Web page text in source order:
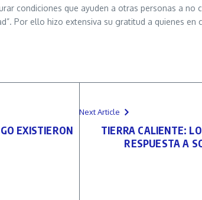
condiciones que ayuden a otras personas a no
Por ello hizo extensiva su gratitud a quienes
EXISTIERON
Next Article
TIERRA CALIENTE:
RESPUESTA A